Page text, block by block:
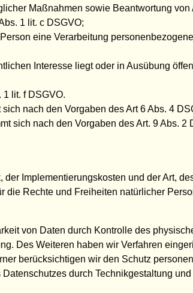
Maßnahmen sowie Beantwortung von
1 lit. c DSGVO;
eine Verarbeitung
Interesse liegt oder in Ausübung
lit. f DSGVO.
nach den Vorgaben des Art 6 Abs. 4
sich nach den Vorgaben des Art. 9 Abs. 2
Implementierungskosten und der Art,
Rechte und Freiheiten natürlicher
von Daten durch Kontrolle des
Des Weiteren haben wir Verfahren
berücksichtigen wir den Schutz
durch Technikgestaltung